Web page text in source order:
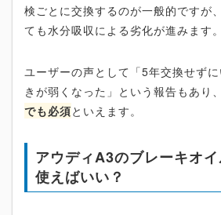
検ごとに交換するのが一般的ですが
ても水分吸収による劣化が進みます。
ユーザーの声として「5年交換せず
きが弱くなった」という報告もあり、
でも必須といえます。
アウディA3のブレーキオ
使えばいい？